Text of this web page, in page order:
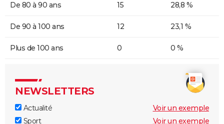
De 80 à 90 ans 15 28,8 %
De 90 à 100 ans 12 23,1 %
Plus de 100 ans 0 0 %
NEWSLETTERS
Actualité
Voir un exemple
Sport
Voir un exemple